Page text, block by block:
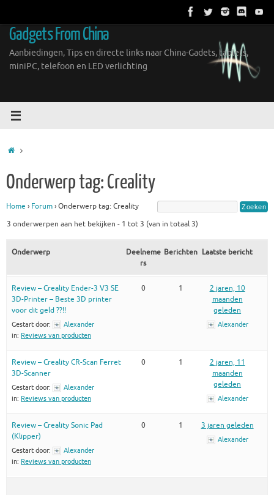
inhoud
Gadgets From China
Aanbiedingen, Tips en directe links naar China-Gadets, tablets,
miniPC, telefoon en LED verlichting
Home
Onderwerp tag: Creality
Home › Forum›Onderwerp tag: Creality
3 onderwerpen aan het bekijken - 1 tot 3 (van in totaal 3)
Onderwerp
Deelneme
rs
Berichten Laatste bericht
Review – Creality Ender-3 V3 SE
3D-Printer – Beste 3D printer
voor dit geld ??!!
Gestart door:
Alexander
in: Reviews van producten
0 1
2 jaren, 10
maanden
geleden
Alexander
Review – Creality CR-Scan Ferret
3D-Scanner
Gestart door:
Alexander
in: Reviews van producten
0 1
2 jaren, 11
maanden
geleden
Alexander
Review – Creality Sonic Pad
(Klipper)
Gestart door:
Alexander
in: Reviews van producten
0 1 3 jaren geleden
Alexander